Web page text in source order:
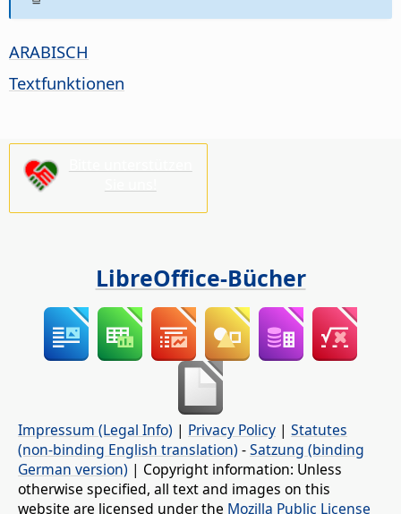
ARABISCH
Textfunktionen
LibreOffice-Bücher
Impressum (Legal Info) | Privacy Policy | Statutes
(non-binding English translation) -Satzung (binding
German version) | Copyright information: Unless
otherwise specified, all text and images on this
website are licensed under the Mozilla Public License